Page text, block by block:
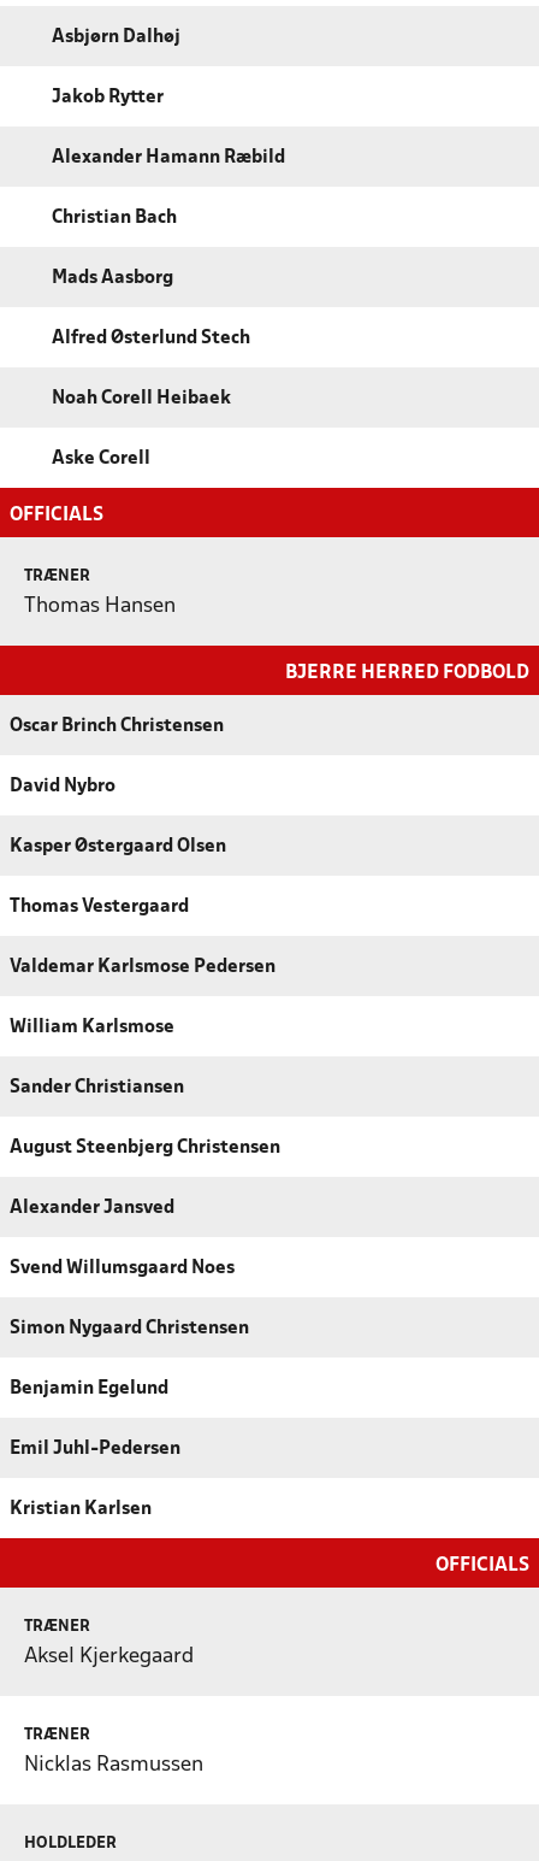
Asbjørn Dalhøj
Jakob Rytter
Alexander Hamann Ræbild
Christian Bach
Mads Aasborg
Alfred Østerlund Stech
Noah Corell Heibaek
Aske Corell
OFFICIALS
TRÆNER
Thomas Hansen
BJERRE HERRED FODBOLD
Oscar Brinch Christensen
David Nybro
Kasper Østergaard Olsen
Thomas Vestergaard
Valdemar Karlsmose Pedersen
William Karlsmose
Sander Christiansen
August Steenbjerg Christensen
Alexander Jansved
Svend Willumsgaard Noes
Simon Nygaard Christensen
Benjamin Egelund
Emil Juhl-Pedersen
Kristian Karlsen
OFFICIALS
TRÆNER
Aksel Kjerkegaard
TRÆNER
Nicklas Rasmussen
HOLDLEDER